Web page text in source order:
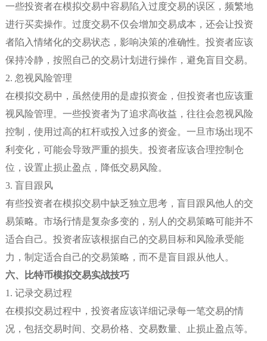
一些投资者在模拟交易中容易陷入过度交易的误区，频繁地
进行买卖操作。过度交易不仅会增加交易成本，还会让投资
者陷入情绪化的交易状态，影响决策的准确性。投资者应该
保持冷静，按照自己的交易计划进行操作，避免盲目交易。
2. 忽视风险管理
在模拟交易中，虽然使用的是虚拟资金，但投资者也应该重
视风险管理。一些投资者为了追求高收益，往往会忽视风险
控制，使用过高的杠杆或投入过多的资金。一旦市场出现不
利变化，可能会导致严重的损失。投资者应该合理控制仓
位，设置止损止盈点，降低交易风险。
3. 盲目跟风
有些投资者在模拟交易中缺乏独立思考，盲目跟风他人的交
易策略。市场行情是复杂多变的，别人的交易策略可能并不
适合自己。投资者应该根据自己的交易目标和风险承受能
力，制定适合自己的交易策略，而不是盲目跟从他人。
六、比特币模拟交易实战技巧
1. 记录交易过程
在模拟交易过程中，投资者应该详细记录每一笔交易的情
况，包括交易时间、交易价格、交易数量、止损止盈点等。